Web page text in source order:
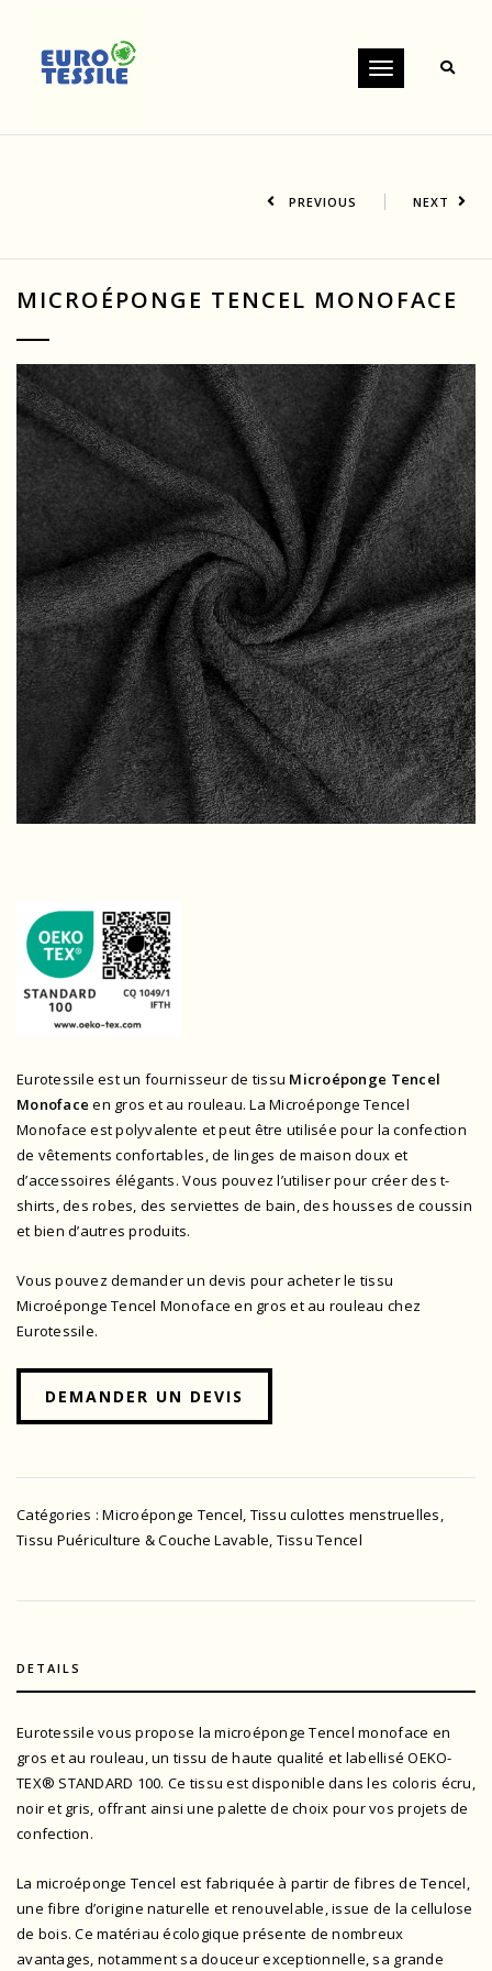
Toggle
PREVIOUS NEXT
MICROÉPONGE TENCEL MONOFACE
Eurotessile est un fournisseur de tissu Microéponge Tencel
Monofaceen gros et au rouleau. La Microéponge Tencel
Monoface est polyvalente et peut être utilisée pour la confection
de vêtements confortables, de linges de maison doux et
d’accessoires élégants. Vous pouvez l’utiliser pour créer des t-
shirts, des robes, des serviettes de bain, des housses de coussin
et bien d’autres produits.
Vous pouvez demander un devis pour acheter le tissu
Microéponge Tencel Monoface en gros et au rouleau chez
Eurotessile.
DEMANDER UN DEVIS
Catégories :Microéponge Tencel Tissu culottes menstruelles
Tissu Puériculture & Couche Lavable Tissu Tencel
DETAILS
Eurotessile vous propose la microéponge Tencel monoface en
gros et au rouleau, un tissu de haute qualité et labellisé OEKO-
TEX® STANDARD 100. Ce tissu est disponible dans les coloris écru,
noir et gris, offrant ainsi une palette de choix pour vos projets de
confection.
La microéponge Tencel est fabriquée à partir de fibres de Tencel,
une fibre d’origine naturelle et renouvelable, issue de la cellulose
de bois. Ce matériau écologique présente de nombreux
avantages, notamment sa douceur exceptionnelle, sa grande